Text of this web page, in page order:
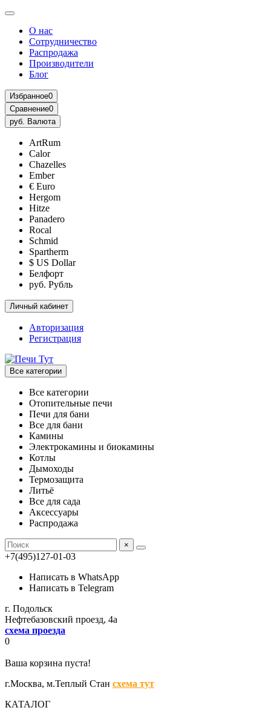
О нас
Сотрудничество
Распродажа
Производители
Блог
Избранное0
Сравнение0
руб. Валюта
ArtRum
Calor
Chazelles
Ember
€ Euro
Hergom
Hitze
Panadero
Rocal
Schmid
Spartherm
$ US Dollar
Белфорт
руб. Рубль
Личный кабинет
Авторизация
Регистрация
Все категории
Все категории
Отопительные печи
Печи для бани
Все для бани
Камины
Электрокамины и биокамины
Котлы
Дымоходы
Термозащита
Литьё
Все для сада
Аксессуары
Распродажа
×
+7(495)127-01-03
Написать в WhatsApp
Написать в Telegram
г. Подольск
Нефтебазовский проезд, 4а
схема проезда
0
Ваша корзина пуста!
г.Москва, м.Теплый Стан схема тут
КАТАЛОГ